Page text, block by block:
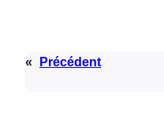
«
Précédent